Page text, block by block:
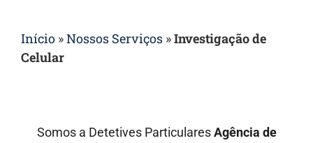
Início »Nossos Serviços »Investigação de
Celular
Somos a Detetives ParticularesAgência de